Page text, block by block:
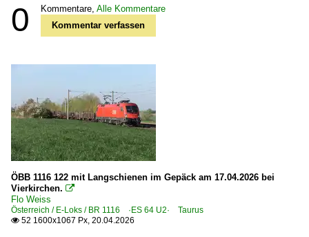
0 Kommentare, Alle Kommentare
Kommentar verfassen
ÖBB 1116 122 mit Langschienen im Gepäck am 17.04.2026 bei
Vierkirchen. 
Flo Weiss
Österreich / E-Loks / BR 1116 ·ES 64 U2· Taurus
 52 1600x1067 Px, 20.04.2026